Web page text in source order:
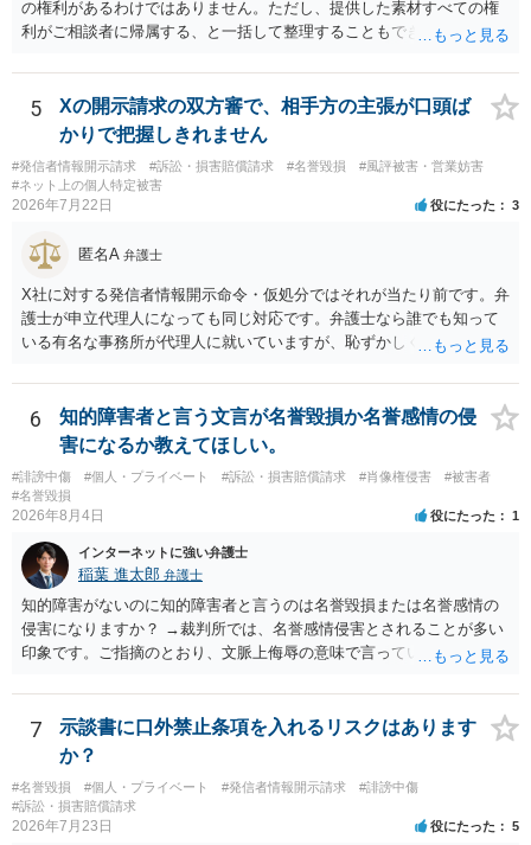
の権利があるわけではありません。ただし、提供した素材すべての権
利がご相談者に帰属する、と一括して整理することもできません。 ご
身が著作権者です。 他方、ブランド名、文字主体のロゴ、商品情報、
短いキャッチコピー、販売コンセプトなどは、通常、著作物には当た
りません。ただし、ロゴに独自の図形やイラスト等が含まれる場合に
は、その表現部分が著作物となる可能性があります。 また、人物写真
の著作権は撮影者に、肖像に関する権利は被写体本人に帰属します
（著作権法2条・17条）。 ウェブサイト全体に当然に著作権が生じる
等は別として、一般的なレイアウトや配色、依頼者から提供された素
材を希望に沿って配置した部分には、通常、著作物性は認められにく
いと考えられます。仮に具体的な画面構成の一部に創作性が認められ
ても、その権利は当該部分に限られ、ご相談者の写真や文章等を制作
実績として掲載する権限まで当然に生じるものではありません。 もっ
の同意があれば別です。また、単に制作を担当した事実を記載した
り、公開中のサイトへリンクしたりする行為まで当然に禁止できると
は限りません。 人物写真については、通常のSNSへの無断掲載と同
様、掲載目的、態様、必要性、本人の特定可能性等から判断されま
す。営業目的であり、本人も掲載を拒否していることは、違法性を認
める方向の事情となりますが、自動的に肖像権侵害となるわけではあ
りません。 まず、見積書、メール、チャット、デザイナーの利用規約
を確認したうえで、「提供素材及びこれを含む画面の複製・SNS掲載
を許諾しない」と書面で明確に通知することをお勧めします。すでに
掲載された場合は、URL、掲載日時、画面を保存してから削除を求め
てください。
5
Xの開示請求の双方審で、相手方の主張が口頭ば
かりで把握しきれません
#発信者情報開示請求 #訴訟・損害賠償請求 #名誉毀損
#風評被害・営業妨害
#ネット上の個人特定被害
2026年7月22日 役にたった 3
匿名A 弁護士
X社に対する発信者情報開示命令・仮処分ではそれが当たり前です。弁
護士が申立代理人になっても同じ対応です。弁護士なら誰でも知って
いる有名な事務所が代理人に就いていますが、恥ずかしくないのだろ
6
知的障害者と言う文言が名誉毀損か名誉感情の侵
害になるか教えてほしい。
#誹謗中傷 #個人・プライベート #訴訟・損害賠償請求 #肖像権侵害
#被害者
#名誉毀損
2026年8月4日 役にたった 1
インターネットに強い弁護士
稲葉 進太郎 弁護士
知的障害がないのに知的障害者と言うのは名誉毀損または名誉感情の
侵害になりますか？ →裁判所では、名誉感情侵害とされることが多い
印象です。ご指摘のとおり、文脈上侮辱の意味で言っている点も加味
7
示談書に口外禁止条項を入れるリスクはあります
か？
#名誉毀損 #個人・プライベート #発信者情報開示請求
#誹謗中傷
#訴訟・損害賠償請求
2026年7月23日 役にたった 5